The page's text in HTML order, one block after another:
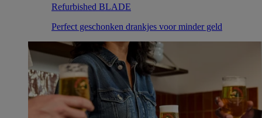
Refurbished BLADE
Perfect geschonken drankjes voor minder geld